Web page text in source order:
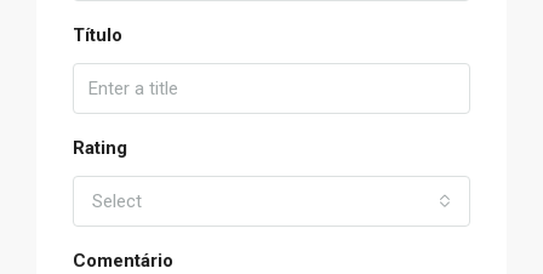
Título
Rating
Select
Comentário